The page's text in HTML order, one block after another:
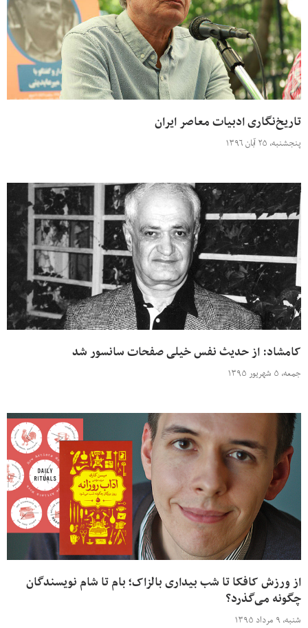
تاریخ‌نگاری ادبیات معاصر ایران
پنجشنبه، ۲۵ آبان ۱۳۹۶
کامشاد: از حدیث نفس خیلی صفحات سانسور شد
جمعه، ۵ شهریور ۱۳۹۵
از ورزش کافکا تا شب بیداری بالزاک؛ بام تا شام نویسندگان
چگونه می‌گذرد؟
شنبه، ۹ مرداد ۱۳۹۵